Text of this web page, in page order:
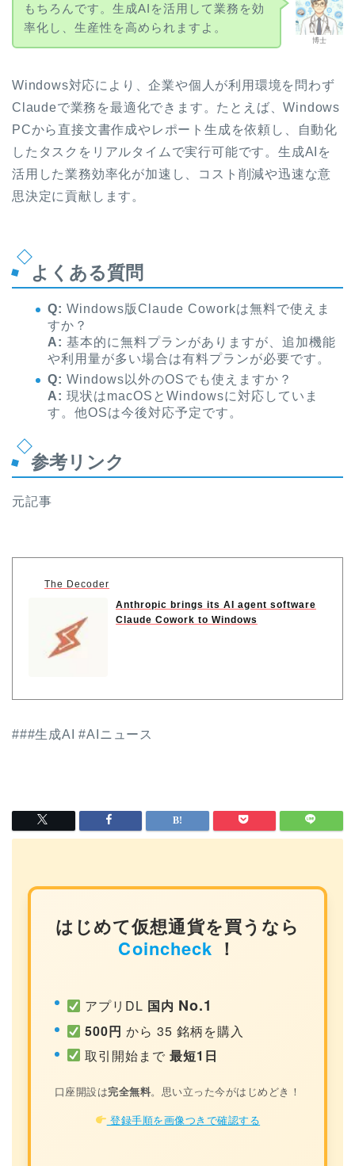
博士
もちろんです。生成AIを活用して業務を効
率化し、生産性を高められますよ。
Windows対応により、企業や個人が利用環境を問わず
Claudeで業務を最適化できます。たとえば、Windows
PCから直接文書作成やレポート生成を依頼し、自動化
したタスクをリアルタイムで実行可能です。生成AIを
活用した業務効率化が加速し、コスト削減や迅速な意
思決定に貢献します。
よくある質問
Q: Windows版Claude Coworkは無料で使えま
すか？
A: 基本的に無料プランがありますが、追加機能
や利用量が多い場合は有料プランが必要です。
Q: Windows以外のOSでも使えますか？
A: 現状はmacOSとWindowsに対応していま
す。他OSは今後対応予定です。
参考リンク
元記事
The Decoder
Anthropic brings its AI agent software
Claude Cowork to Windows
###生成AI #AIニュース
はじめて仮想通貨を買うなら
Coincheck ！
アプリDL 国内 No.1
500円 から 35 銘柄を購入
取引開始まで最短1日
口座開設は完全無料。思い立った今がはじめどき！
登録手順を画像つきで確認する